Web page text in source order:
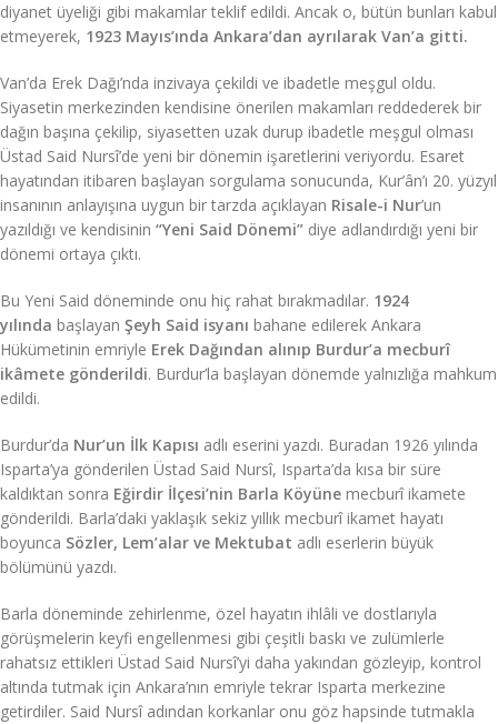
diyanet üyeliği gibi makamlar teklif edildi. Ancak o, bütün bunları kabul
etmeyerek, 1923 Mayıs’ında Ankara’dan ayrılarak Van’a gitti.
Van’da Erek Dağı’nda inzivaya çekildi ve ibadetle meşgul oldu.
Siyasetin merkezinden kendisine önerilen makamları reddederek bir
dağın başına çekilip, siyasetten uzak durup ibadetle meşgul olması
Üstad Said Nursî’de yeni bir dönemin işaretlerini veriyordu. Esaret
hayatından itibaren başlayan sorgulama sonucunda, Kur’ân’ı 20. yüzyıl
insanının anlayışına uygun bir tarzda açıklayan Risale-i Nur’un
yazıldığı ve kendisinin “Yeni Said Dönemi” diye adlandırdığı yeni bir
dönemi ortaya çıktı.
Bu Yeni Said döneminde onu hiç rahat bırakmadılar. 1924
yılında başlayan Şeyh Said isyanı bahane edilerek Ankara
Hükümetinin emriyle Erek Dağından alınıp Burdur’a mecburî
ikâmete gönderildi. Burdur’la başlayan dönemde yalnızlığa mahkum
edildi.
Burdur’da Nur’un İlk Kapısı adlı eserini yazdı. Buradan 1926 yılında
Isparta’ya gönderilen Üstad Said Nursî, Isparta’da kısa bir süre
kaldıktan sonra Eğirdir İlçesi’nin Barla Köyüne mecburî ikamete
gönderildi. Barla’daki yaklaşık sekiz yıllık mecburî ikamet hayatı
boyunca Sözler, Lem’alar ve Mektubat adlı eserlerin büyük
bölümünü yazdı.
Barla döneminde zehirlenme, özel hayatın ihlâli ve dostlarıyla
görüşmelerin keyfi engellenmesi gibi çeşitli baskı ve zulümlerle
rahatsız ettikleri Üstad Said Nursî’yi daha yakından gözleyip, kontrol
altında tutmak için Ankara’nın emriyle tekrar Isparta merkezine
getirdiler. Said Nursî adından korkanlar onu göz hapsinde tutmakla